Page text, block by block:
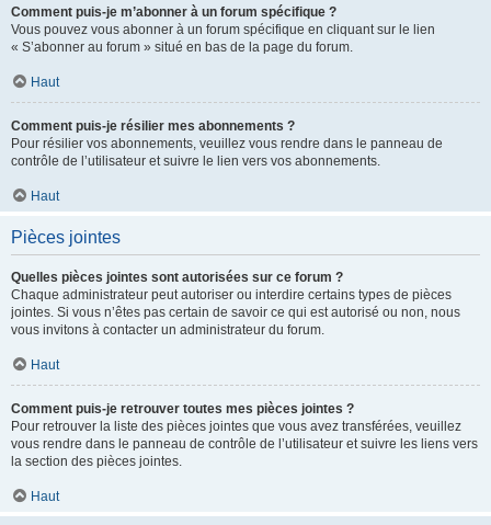
Comment puis-je m’abonner à un forum spécifique ?
Vous pouvez vous abonner à un forum spécifique en cliquant sur le lien
« S’abonner au forum » situé en bas de la page du forum.
Haut
Comment puis-je résilier mes abonnements ?
Pour résilier vos abonnements, veuillez vous rendre dans le panneau de
contrôle de l’utilisateur et suivre le lien vers vos abonnements.
Haut
Pièces jointes
Quelles pièces jointes sont autorisées sur ce forum ?
Chaque administrateur peut autoriser ou interdire certains types de pièces
jointes. Si vous n’êtes pas certain de savoir ce qui est autorisé ou non, nous
vous invitons à contacter un administrateur du forum.
Haut
Comment puis-je retrouver toutes mes pièces jointes ?
Pour retrouver la liste des pièces jointes que vous avez transférées, veuillez
vous rendre dans le panneau de contrôle de l’utilisateur et suivre les liens vers
la section des pièces jointes.
Haut